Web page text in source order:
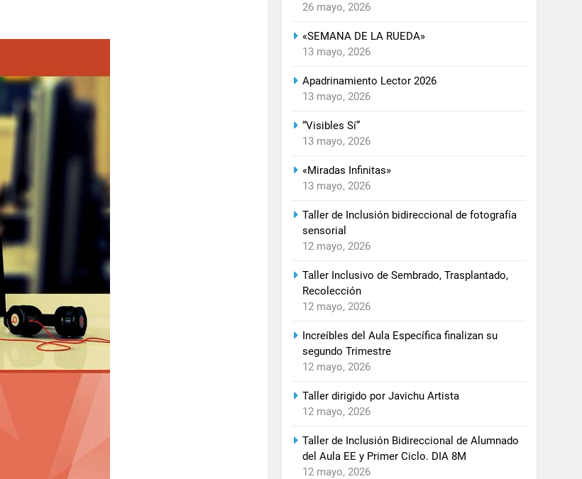
26 mayo, 2026
«SEMANA DE LA RUEDA»
13 mayo, 2026
Apadrinamiento Lector 2026
13 mayo, 2026
“Visibles Sí”
13 mayo, 2026
«Miradas Infinitas»
13 mayo, 2026
Taller de Inclusión bidireccional de fotografía
sensorial
12 mayo, 2026
Taller Inclusivo de Sembrado, Trasplantado,
Recolección
12 mayo, 2026
Increíbles del Aula Específica finalizan su
segundo Trimestre
12 mayo, 2026
Taller dirigido por Javichu Artista
12 mayo, 2026
Taller de Inclusión Bidireccional de Alumnado
del Aula EE y Primer Ciclo. DIA 8M
12 mayo, 2026